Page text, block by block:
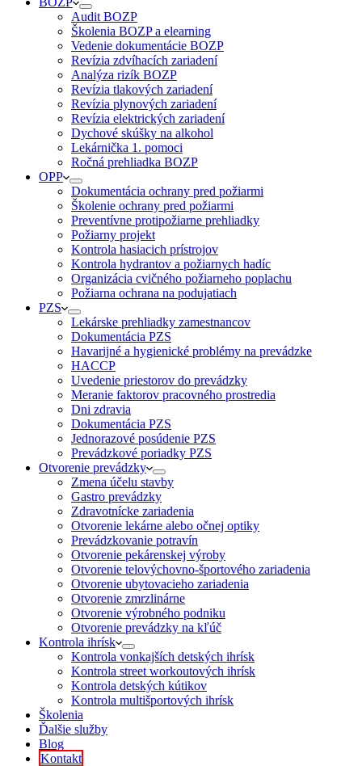
Audit BOZP
Školenia BOZP a elearning
Vedenie dokumentácie BOZP
Revízia zdvíhacích zariadení
Analýza rizík BOZP
Revízia tlakových zariadení
Revízia plynových zariadení
Revízia elektrických zariadení
Dychové skúšky na alkohol
Lekárnička 1. pomoci
Ročná prehliadka BOZP
OPP
Dokumentácia ochrany pred požiarmi
Školenie ochrany pred požiarmi
Preventívne protipožiarne prehliadky
Požiarny projekt
Kontrola hasiacich prístrojov
Kontrola hydrantov a požiarnych hadíc
Organizácia cvičného požiarneho poplachu
Požiarna ochrana na podujatiach
PZS
Lekárske prehliadky zamestnancov
Dokumentácia PZS
Havarijné a hygienické problémy na prevádzke
HACCP
Uvedenie priestorov do prevádzky
Meranie faktorov pracovného prostredia
Dni zdravia
Dokumentácia PZS
Jednorazové posúdenie PZS
Prevádzkové poriadky PZS
Otvorenie prevádzky
Zmena účelu stavby
Gastro prevádzky
Zdravotnícke zariadenia
Otvorenie lekárne alebo očnej optiky
Prevádzkovanie potravín
Otvorenie pekárenskej výroby
Otvorenie telovýchovno-športového zariadenia
Otvorenie ubytovacieho zariadenia
Otvorenie zmrzlinárne
Otvorenie výrobného podniku
Otvorenie prevádzky na kľúč
Kontrola ihrísk
Kontrola vonkajších detských ihrísk
Kontrola street workoutových ihrísk
Kontrola detských kútikov
Kontrola multišportových ihrísk
Školenia
Ďalšie služby
Blog
Kontakt